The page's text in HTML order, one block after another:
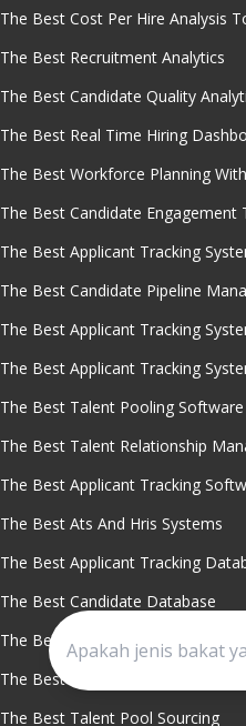
The Best Cost Per Hire Analysis
The Best Recruitment Analytics
The Best Candidate Quality
The Best Real Time Hiring
The Best Workforce Planning
The Best Candidate Engagement
The Best Applicant Tracking
The Best Candidate Pipeline
The Best Applicant Tracking
The Best Applicant Tracking
The Best Talent Pooling Software
The Best Talent Relationship
The Best Applicant Tracking
The Best Ats And Hris Systems
The Best Applicant Tracking
The Best Candidate Database
The Best Applicant Tracking
The Best Mobile Applicant
The Best Talent Pool Sourcing